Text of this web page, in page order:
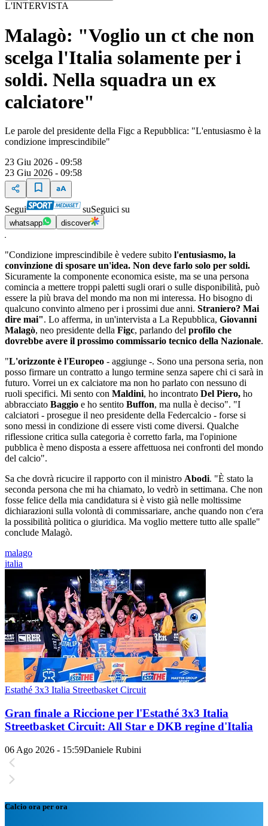
L'INTERVISTA
Malagò: "Voglio un ct che non
scelga l'Italia solamente per i
soldi. Nella squadra un ex
calciatore"
Le parole del presidente della Figc a Repubblica: "L'entusiasmo è la
condizione imprescindibile"
23 Giu 2026 - 09:58
23 Giu 2026 - 09:58
Segui suSeguici su
whatsapp discover
"Condizione imprescindibile è vedere subito l'entusiasmo, la
convinzione di sposare un'idea. Non deve farlo solo per soldi.
Sicuramente la componente economica esiste, ma se una persona
comincia a mettere troppi paletti sugli orari o sulle disponibilità, può
essere la più brava del mondo ma non mi interessa. Ho bisogno di
qualcuno convinto almeno per i prossimi due anni. Straniero? Mai
dire mai". Lo afferma, in un'intervista a La Repubblica, Giovanni
Malagò, neo presidente della Figc, parlando del profilo che
dovrebbe avere il prossimo commissario tecnico della Nazionale.
"L'orizzonte è l'Europeo - aggiunge -. Sono una persona seria, non
posso firmare un contratto a lungo termine senza sapere chi ci sarà in
futuro. Vorrei un ex calciatore ma non ho parlato con nessuno di
ruoli specifici. Mi sento con Maldini, ho incontrato Del Piero, ho
abbracciato Baggio e ho sentito Buffon, ma nulla è deciso". "I
calciatori - prosegue il neo presidente della Federcalcio - forse si
sono messi in condizione di essere visti come diversi. Qualche
riflessione critica sulla categoria è corretto farla, ma l'opinione
pubblica è meno disposta a essere affettuosa nei confronti del mondo
del calcio".
Sa che dovrà ricucire il rapporto con il ministro Abodi. "È stato la
seconda persona che mi ha chiamato, lo vedrò in settimana. Che non
fosse felice della mia candidatura si è visto già nelle moltissime
dichiarazioni sulla volontà di commissariare, anche quando non c'era
la possibilità politica o giuridica. Ma voglio mettere tutto alle spalle"
conclude Malagò.
malago
italia
Estathé 3x3 Italia Streetbasket Circuit
Gran finale a Riccione per l'Estathé 3x3 Italia
Streetbasket Circuit: All Star e DKB regine d'Italia
06 Ago 2026 - 15:59Daniele Rubini
Calcio ora per ora